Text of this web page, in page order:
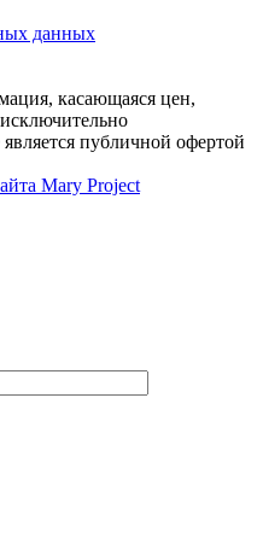
данных
касающаяся цен,
публичной офертой
Mary Project